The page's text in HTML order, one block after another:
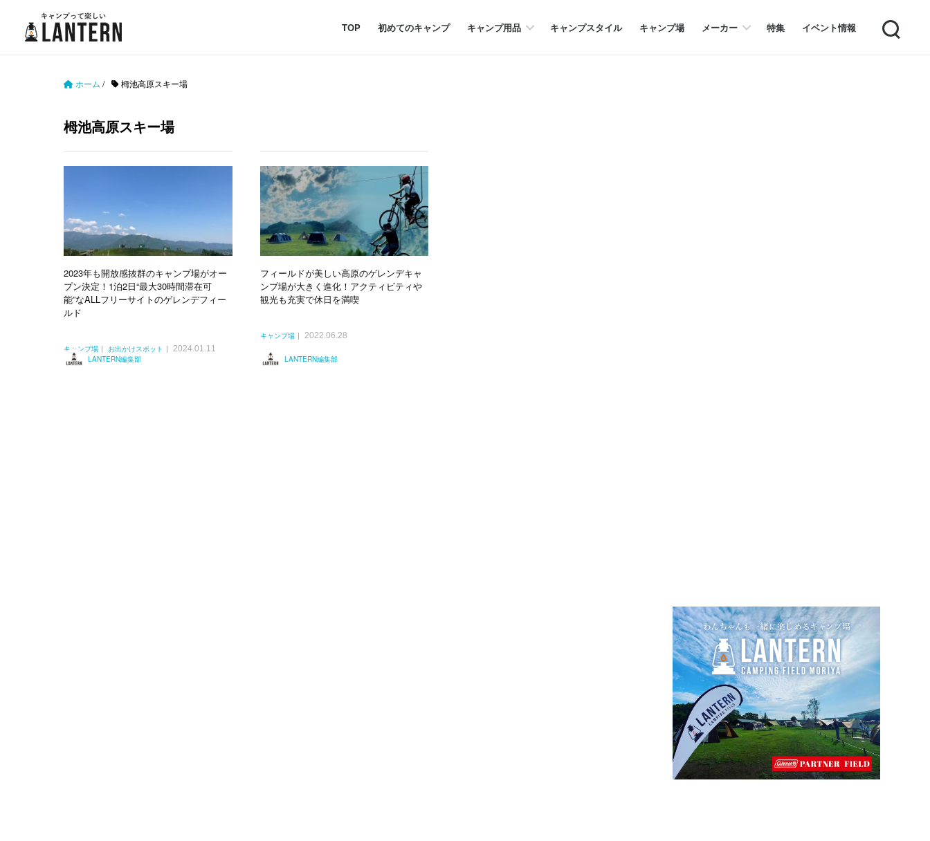
TOP 初めてのキャンプ キャンプ用品 キャンプスタイル キャンプ場 メーカー 特集 イベント情報 Search
ホーム / 栂池高原スキー場
栂池高原スキー場
2023年も開放感抜群のキャンプ場がオー
プン決定！1泊2日“最大30時間滞在可
能”なALLフリーサイトのゲレンデフィー
ルド
キャンプ場 お出かけスポット
2024.01.11
LANTERN編集部
フィールドが美しい高原のゲレンデキャ
ンプ場が大きく進化！アクティビティや
観光も充実で休日を満喫
キャンプ場 2022.06.28
LANTERN編集部